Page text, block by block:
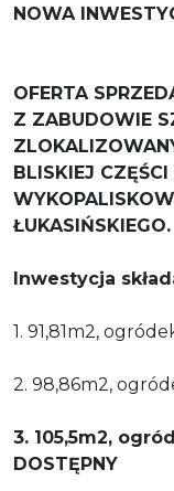
NOWA
OFERTA
Z ZABUDOWIE
BLISKIEJ
ŁUKASIŃSKIEGO.
Inwestycja
1. 91,81m2,
2. 98,86m2,
3. 105,5m2,
DOSTĘPNY